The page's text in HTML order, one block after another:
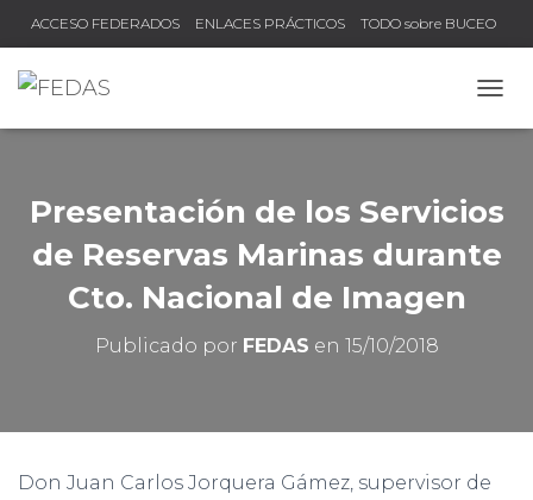
ACCESO FEDERADOS ENLACES PRÁCTICOS TODO sobre BUCEO
Presentación de los Servicios
de Reservas Marinas durante
Cto. Nacional de Imagen
Publicado por FEDAS en 15/10/2018
Don Juan Carlos Jorquera Gámez, supervisor de